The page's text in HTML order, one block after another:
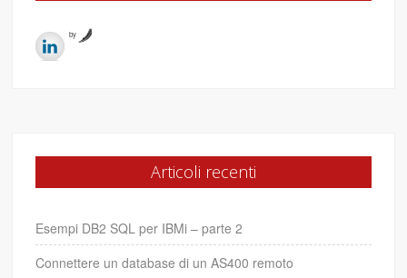
by
Articoli recenti
Esempi DB2 SQL per IBMi – parte 2
Connettere un database di un AS400 remoto